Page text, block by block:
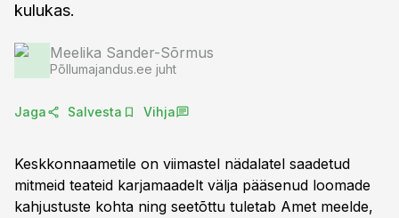
kulukas.
Meelika Sander-Sõrmus
Põllumajandus.ee juht
Jaga Salvesta Vihja
Keskkonnaametile on viimastel nädalatel saadetud
mitmeid teateid karjamaadelt välja pääsenud loomade
kahjustuste kohta ning seetõttu tuletab Amet meelde,